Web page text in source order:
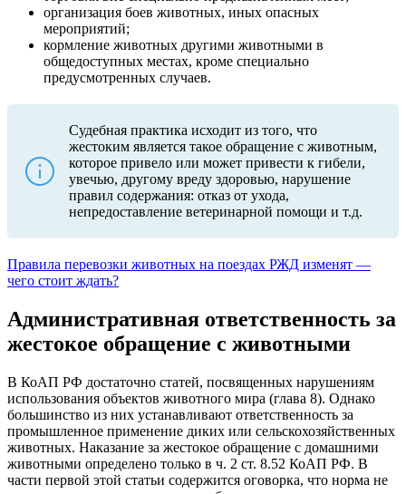
организация боев животных, иных опасных
мероприятий;
кормление животных другими животными в
общедоступных местах, кроме специально
предусмотренных случаев.
Судебная практика исходит из того, что
жестоким является такое обращение с животным,
которое привело или может привести к гибели,
увечью, другому вреду здоровью, нарушение
правил содержания: отказ от ухода,
непредоставление ветеринарной помощи и т.д.
Правила перевозки животных на поездах РЖД изменят —
чего стоит ждать?
Административная ответственность за
жестокое обращение с животными
В КоАП РФ достаточно статей, посвященных нарушениям
использования объектов животного мира (глава 8). Однако
большинство из них устанавливают ответственность за
промышленное применение диких или сельскохозяйственных
животных. Наказание за жестокое обращение с домашними
животными определено только в ч. 2 ст. 8.52 КоАП РФ. В
части первой этой статьи содержится оговорка, что норма не